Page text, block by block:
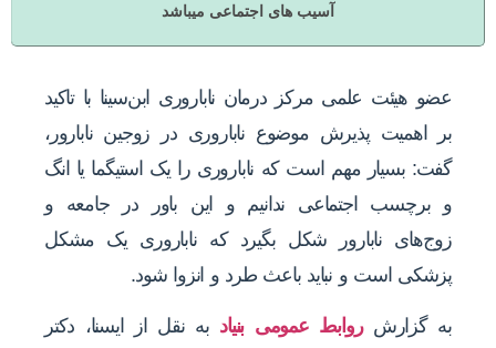
آسیب های اجتماعی میباشد
عضو هیئت علمی مرکز درمان ناباروری ابن‌سینا با تاکید
بر اهمیت پذیرش موضوع ناباروری در زوجین نابارور،
گفت: بسیار مهم است که ناباروری را یک استیگما یا انگ
و برچسب اجتماعی ندانیم و این باور در جامعه و
زوج‌های نابارور شکل بگیرد که ناباروری یک مشکل
پزشکی است و نباید باعث طرد و انزوا شود.
به گزارشروابط عمومی بنیاد به نقل از ایسنا، دکتر